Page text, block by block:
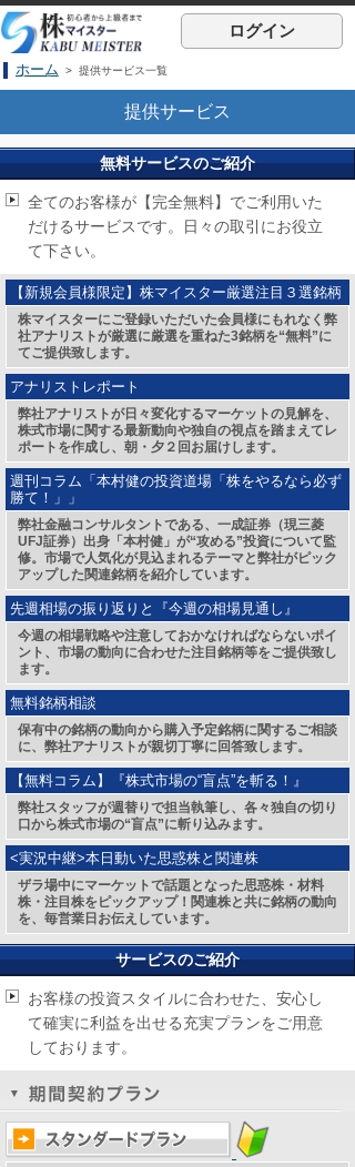
ログイン
ホーム > 提供サービス一覧
提供サービス
無料サービスのご紹介
全てのお客様が【完全無料】でご利用いた
だけるサービスです。日々の取引にお役立
て下さい。
【新規会員様限定】株マイスター厳選注目３選銘柄
株マイスターにご登録いただいた会員様にもれなく弊
社アナリストが厳選に厳選を重ねた3銘柄を“無料”に
てご提供致します。
アナリストレポート
弊社アナリストが日々変化するマーケットの見解を、
株式市場に関する最新動向や独自の視点を踏まえてレ
ポートを作成し、朝・夕２回お届けします。
週刊コラム「本村健の投資道場「株をやるなら必ず
勝て！」」
弊社金融コンサルタントである、一成証券（現三菱
UFJ証券）出身「本村健」が“攻める”投資について監
修。市場で人気化が見込まれるテーマと弊社がピック
アップした関連銘柄を紹介しています。
先週相場の振り返りと『今週の相場見通し』
今週の相場戦略や注意しておかなければならないポイ
ント、市場の動向に合わせた注目銘柄等をご提供致し
ます。
無料銘柄相談
保有中の銘柄の動向から購入予定銘柄に関するご相談
に、弊社アナリストが親切丁寧に回答致します。
【無料コラム】『株式市場の“盲点”を斬る！』
弊社スタッフが週替りで担当執筆し、各々独自の切り
口から株式市場の“盲点”に斬り込みます。
<実況中継>本日動いた思惑株と関連株
ザラ場中にマーケットで話題となった思惑株・材料
株・注目株をピックアップ！関連株と共に銘柄の動向
を、毎営業日お伝えしています。
サービスのご紹介
お客様の投資スタイルに合わせた、安心し
て確実に利益を出せる充実プランをご用意
しております。